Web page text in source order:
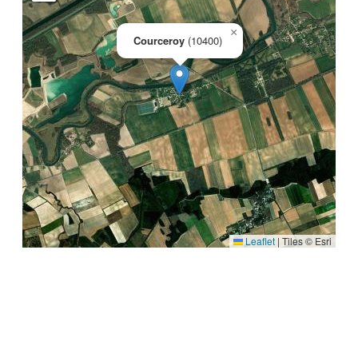
Courceroy (10400)
×
Leaflet | Tiles © Esri